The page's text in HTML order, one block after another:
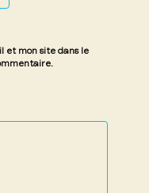
et mon site dans le